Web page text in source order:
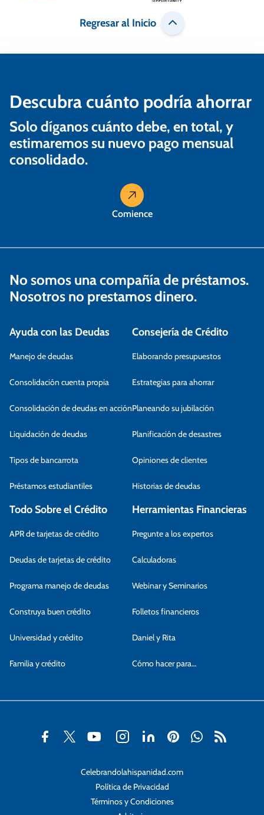
e
t
r
a
d
Regresar al Inicio
Descubra cuánto podría ahorrar
Solo díganos cuánto debe, en total, y
estimaremos su nuevo pago mensual
consolidado.
Comience
No somos una compañía de préstamos.
Nosotros no prestamos dinero.
Ayuda con las Deudas
Manejo de deudas
Consolidación cuenta propia
Consolidación de deudas en acción
Liquidación de deudas
Tipos de bancarrota
Préstamos estudiantiles
Consejería de Crédito
Elaborando presupuestos
Estrategias para ahorrar
Planeando su jubilación
Planificación de desastres
Opiniones de clientes
Historias de deudas
Todo Sobre el Crédito
APR de tarjetas de crédito
Deudas de tarjetas de crédito
Programa manejo de deudas
Construya buen crédito
Universidad y crédito
Familia y crédito
Herramientas Financieras
Pregunte a los expertos
Calculadoras
Webinar y Seminarios
Folletos financieros
Daniel y Rita
Cómo hacer para…
Celebrandolahispanidad.com
Política de Privacidad
Términos y Condiciones